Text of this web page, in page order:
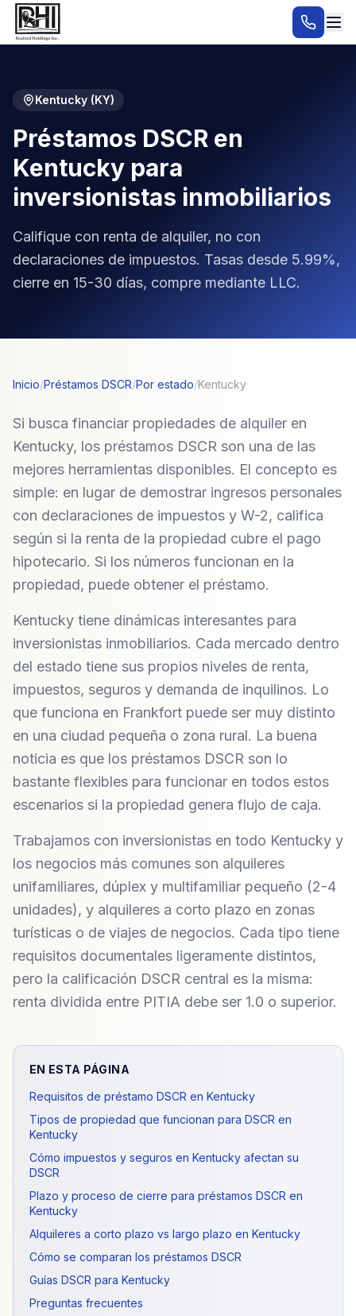
Kentucky (KY)
Préstamos DSCR en
Kentucky para
inversionistas inmobiliarios
Califique con renta de alquiler, no con
declaraciones de impuestos. Tasas desde 5.99%,
cierre en 15-30 días, compre mediante LLC.
Inicio/Préstamos DSCR/Por estado/Kentucky
Si busca financiar propiedades de alquiler en
Kentucky, los préstamos DSCR son una de las
mejores herramientas disponibles. El concepto es
simple: en lugar de demostrar ingresos personales
con declaraciones de impuestos y W-2, califica
según si la renta de la propiedad cubre el pago
hipotecario. Si los números funcionan en la
propiedad, puede obtener el préstamo.
Kentucky tiene dinámicas interesantes para
inversionistas inmobiliarios. Cada mercado dentro
del estado tiene sus propios niveles de renta,
impuestos, seguros y demanda de inquilinos. Lo
que funciona en Frankfort puede ser muy distinto
en una ciudad pequeña o zona rural. La buena
noticia es que los préstamos DSCR son lo
bastante flexibles para funcionar en todos estos
escenarios si la propiedad genera flujo de caja.
Trabajamos con inversionistas en todo Kentucky y
los negocios más comunes son alquileres
unifamiliares, dúplex y multifamiliar pequeño (2-4
unidades), y alquileres a corto plazo en zonas
turísticas o de viajes de negocios. Cada tipo tiene
requisitos documentales ligeramente distintos,
pero la calificación DSCR central es la misma:
renta dividida entre PITIA debe ser 1.0 o superior.
EN ESTA PÁGINA
Requisitos de préstamo DSCR en Kentucky
Tipos de propiedad que funcionan para DSCR en
Kentucky
Cómo impuestos y seguros en Kentucky afectan su
DSCR
Plazo y proceso de cierre para préstamos DSCR en
Kentucky
Alquileres a corto plazo vs largo plazo en Kentucky
Cómo se comparan los préstamos DSCR
Guías DSCR para Kentucky
Preguntas frecuentes